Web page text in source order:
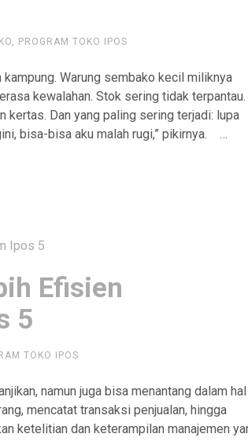
PROGRAM TOKO IPOS
Warung sembako kecil miliknya
kewalahan. Stok sering tidak terpantau.
kertas. Dan yang paling sering terjadi: lupa
bisa-bisa aku malah rugi,” pikirnya. …
Efisien
5
TOKO IPOS
namun juga bisa menantang dalam hal
mencatat transaksi penjualan, hingga
ketelitian dan keterampilan manajemen